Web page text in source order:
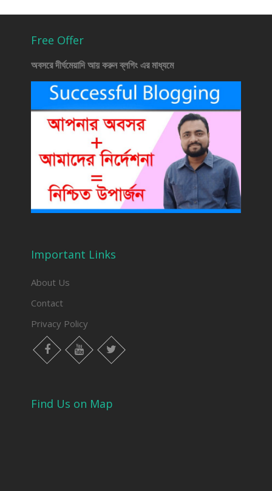
Free Offer
অবসরে দীর্ঘমেয়াদি আয় করুন ব্লগিং এর মাধ্যমে
Important Links
About Us
Contact
Privacy Policy
facebook youtube twitter
Find Us on Map